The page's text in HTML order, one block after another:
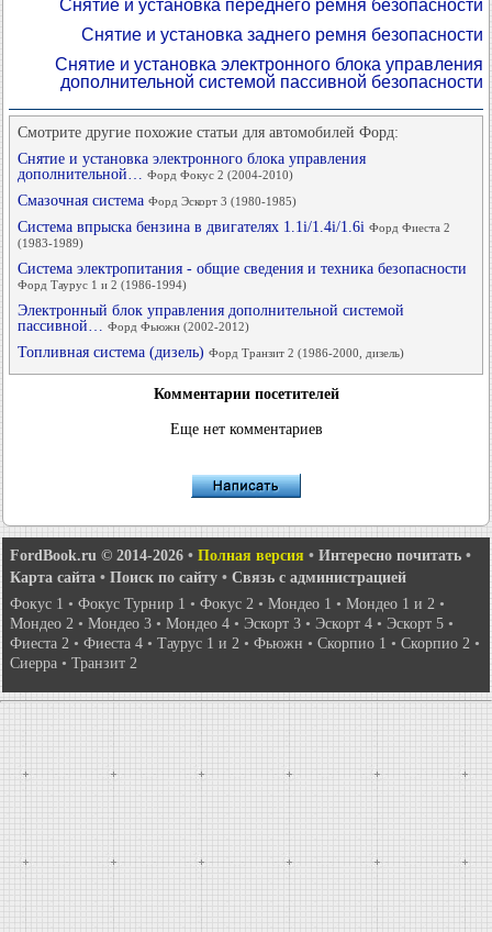
Снятие и установка переднего ремня безопасности
Снятие и установка заднего ремня безопасности
Снятие и установка электронного блока управления
дополнительной системой пассивной безопасности
Смотрите другие похожие статьи для автомобилей Форд:
Снятие и установка электронного блока управления
дополнительной… Форд Фокус 2 (2004-2010)
Смазочная система Форд Эскорт 3 (1980-1985)
Система впрыска бензина в двигателях 1.1i/1.4i/1.6i Форд Фиеста 2
(1983-1989)
Система электропитания - общие сведения и техника безопасности
Форд Таурус 1 и 2 (1986-1994)
Электронный блок управления дополнительной системой
пассивной… Форд Фьюжн (2002-2012)
Топливная система (дизель) Форд Транзит 2 (1986-2000, дизель)
Комментарии посетителей
Еще нет комментариев
FordBook.ru © 2014-2026 • Полная версия • Интересно почитать •
Карта сайта • Поиск по сайту • Связь с администрацией
Фокус 1 • Фокус Турнир 1 • Фокус 2 • Мондео 1 • Мондео 1 и 2 •
Мондео 2 • Мондео 3 • Мондео 4 • Эскорт 3 • Эскорт 4 • Эскорт 5 •
Фиеста 2 • Фиеста 4 • Таурус 1 и 2 • Фьюжн • Скорпио 1 • Скорпио 2 •
Сиерра • Транзит 2